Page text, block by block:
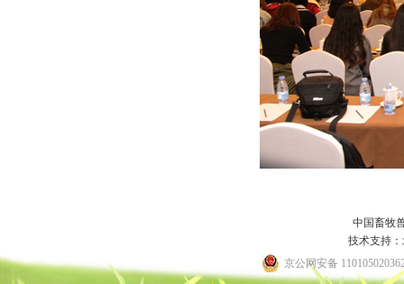
中国畜牧
技术支持
京公网安备